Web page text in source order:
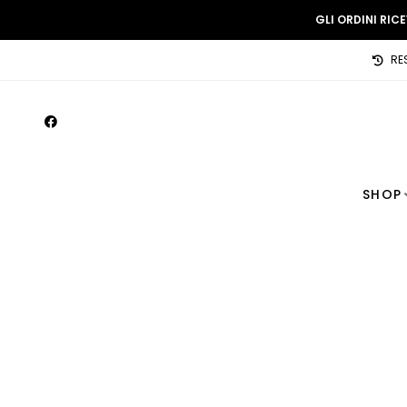
GLI ORDINI
SHOP